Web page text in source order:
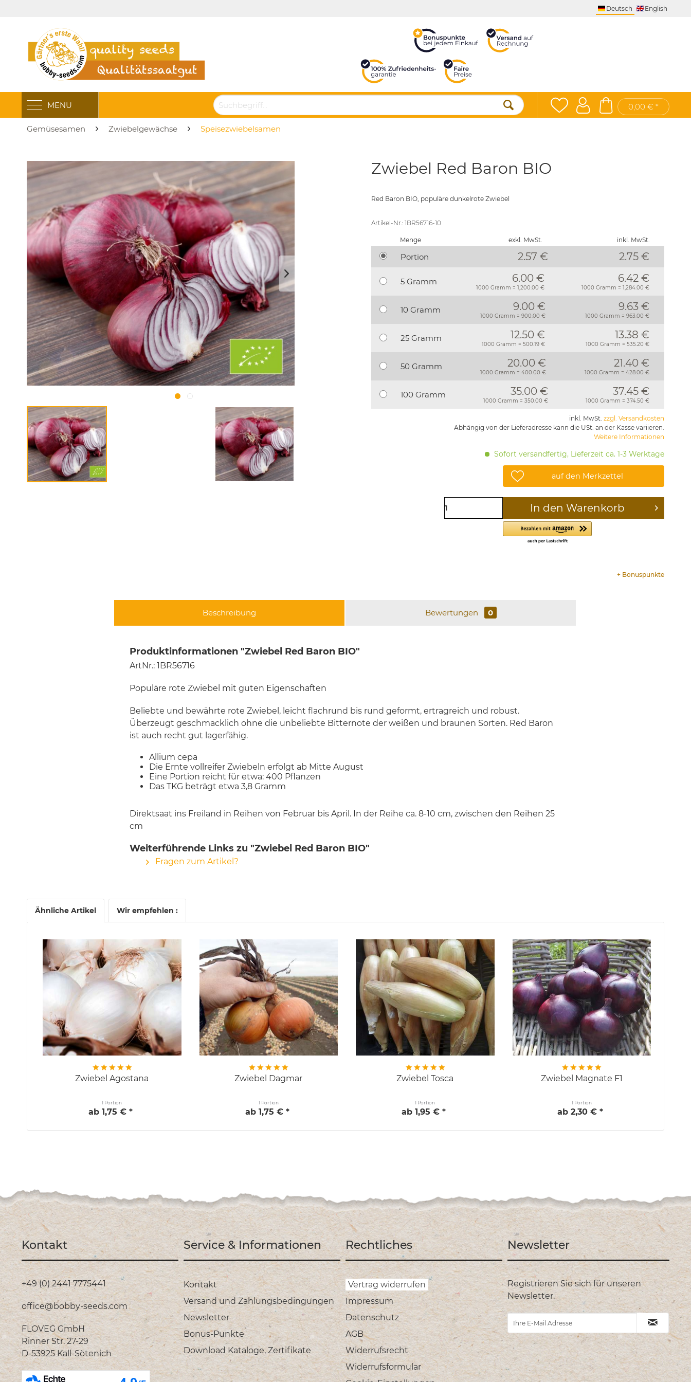
Deutsch English
MENU 0,00 € *
Gemüsesamen Zwiebelgewächse Speisezwiebelsamen
Zwiebel Red Baron BIO
Red Baron BIO, populäre dunkelrote Zwiebel
Artikel-Nr.: 1BR56716-10
Menge exkl. MwSt. inkl. MwSt.
Portion 2.57 € 2.75€
5 Gramm 6.00 €
1000 Gramm = 1,200.00 €
6.42 €
1000 Gramm = 1,284.00 €
10 Gramm 9.00 €
1000 Gramm = 900.00 €
9.63 €
1000 Gramm = 963.00 €
25 Gramm 12.50 €
1000 Gramm = 500.19 €
13.38 €
1000 Gramm = 535.20 €
50 Gramm 20.00 €
1000 Gramm = 400.00 €
21.40 €
1000 Gramm = 428.00 €
100 Gramm 35.00 €
1000 Gramm = 350.00 €
37.45 €
1000 Gramm = 374.50 €
inkl. MwSt. zzgl. Versandkosten
Abhängig von der Lieferadresse kann die USt. an der Kasse variieren.
Weitere Informationen
Sofort versandfertig, Lieferzeit ca. 1-3 Werktage
auf den Merkzettel
In den Warenkorb
+ Bonuspunkte
Beschreibung Bewertungen 0
Produktinformationen "Zwiebel Red Baron BIO"
ArtNr.: 1BR56716
Populäre rote Zwiebel mit guten Eigenschaften
Beliebte und bewährte rote Zwiebel, leicht flachrund bis rund geformt, ertragreich und robust.
Überzeugt geschmacklich ohne die unbeliebte Bitternote der weißen und braunen Sorten. Red Baron
ist auch recht gut lagerfähig.
Allium cepa
Die Ernte vollreifer Zwiebeln erfolgt ab Mitte August
Eine Portion reicht für etwa: 400 Pflanzen
Das TKG beträgt etwa 3,8 Gramm
Direktsaat ins Freiland in Reihen von Februar bis April. In der Reihe ca. 8-10 cm, zwischen den Reihen 25
cm
Weiterführende Links zu "Zwiebel Red Baron BIO"
Fragen zum Artikel?
Ähnliche Artikel Wir empfehlen :
Zwiebel Agostana
1 Portion
ab 1,75 € *
Zwiebel Dagmar
1 Portion
ab 1,75 € *
Zwiebel Tosca
1 Portion
ab 1,95 € *
Zwiebel Magnate F1
1 Portion
ab 2,30 € *
Kontakt
+49 (0) 2441 7775441
office@bobby-seeds.com
FLOVEG GmbH
Rinner Str. 27-29
D-53925 Kall-Sötenich
Service & Informationen
Kontakt
Versand und Zahlungsbedingungen
Newsletter
Bonus-Punkte
Download Kataloge, Zertifikate
Rechtliches
Vertrag widerrufen
Impressum
Datenschutz
AGB
Widerrufsrecht
Widerrufsformular
Newsletter
Registrieren Sie sich für unseren
Newsletter.